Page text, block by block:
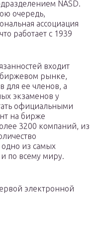
NASD.
очередь,
ассоциация
работает с 1939
входит
рынке,
для ее членов, а
экзаменов у
официальными
на бирже
3200 компаний, из
из самых
по всему миру.
электронной